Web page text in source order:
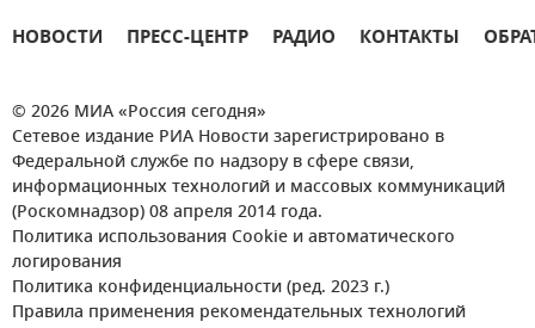
НОВОСТИ ПРЕСС-ЦЕНТР РАДИО КОНТАКТЫ
© 2026 МИА «Россия сегодня»
Сетевое издание РИА Новости зарегистрировано в
Федеральной службе по надзору в сфере связи,
информационных технологий и массовых коммуникаций
(Роскомнадзор) 08 апреля 2014 года.
Политика использования Cookie и автоматического
логирования
Политика конфиденциальности (ред. 2023 г.)
Правила применения рекомендательных технологий